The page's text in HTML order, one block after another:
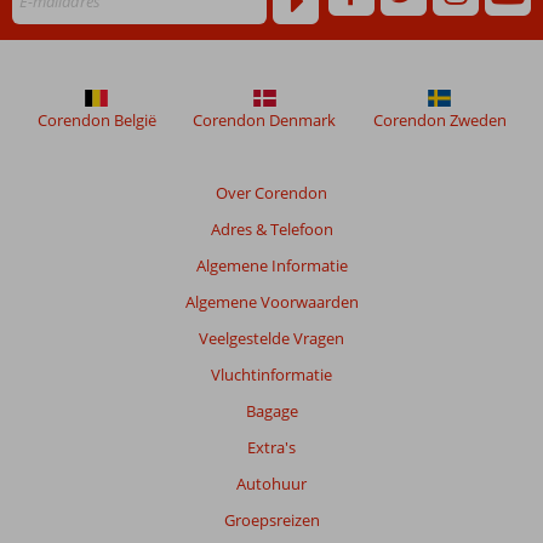
meer
om
de
Over Corendon
Adres & Telefoon
Algemene Informatie
Algemene Voorwaarden
Veelgestelde Vragen
Vluchtinformatie
Bagage
Extra's
Autohuur
Groepsreizen
Corendon België Corendon Denmark Corendon Zweden